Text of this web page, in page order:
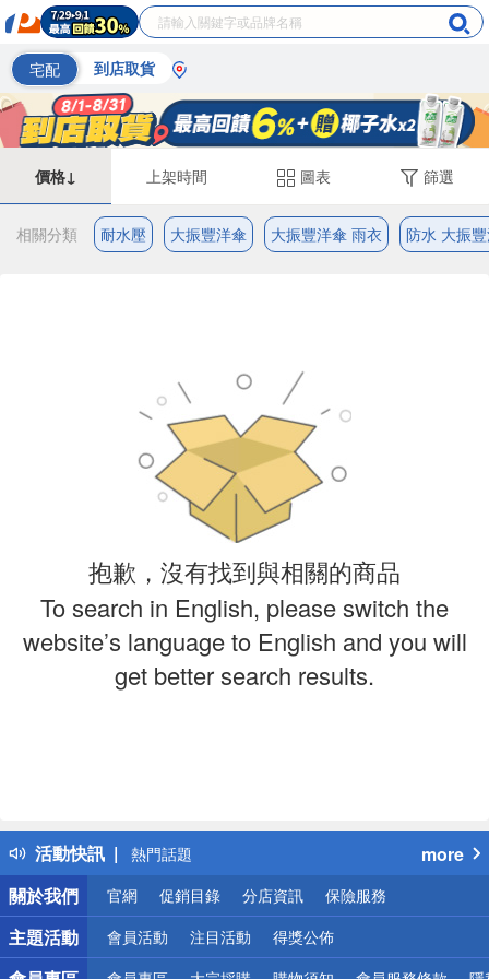
宅配 到店取貨
價格↓ 上架時間 圖表 篩選
相關分類 耐水壓 大振豐洋傘 大振豐洋傘 雨衣 防水 大振
抱歉，沒有找到與相關的商品
To search in English, please switch the
website’s language to English and you will
get better search results.
活動快訊
得獎公告
熱門話題
銀行優惠
偏遠地區配送
詐騙網頁！請小心！
more
關於我們
官網 促銷目錄 分店資訊 保險服務
主題活動 會員活動 注目活動 得獎公佈